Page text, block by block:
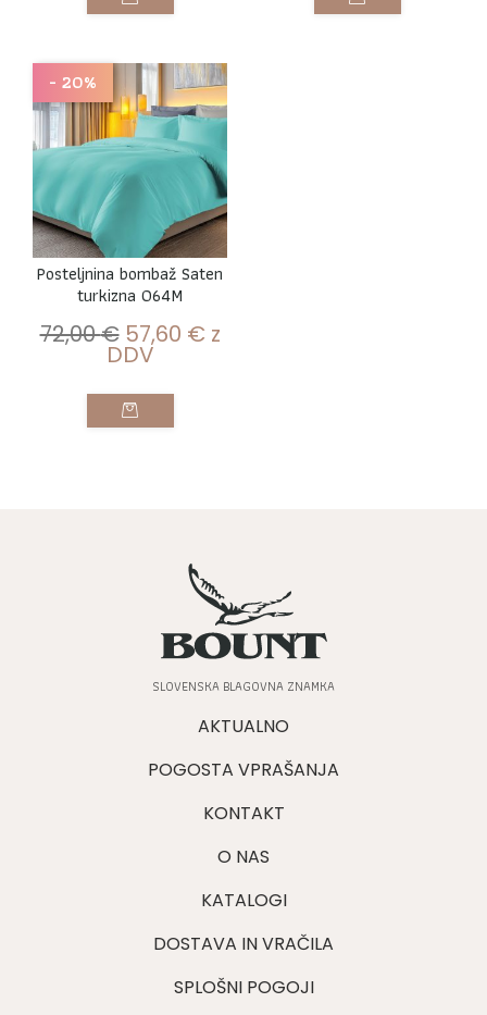
- 20%
Posteljnina bombaž Saten
turkizna 064M
72,00€ 57,60 € z
DDV
SLOVENSKA BLAGOVNA ZNAMKA
AKTUALNO
POGOSTA VPRAŠANJA
KONTAKT
O NAS
KATALOGI
DOSTAVA IN VRAČILA
SPLOŠNI POGOJI